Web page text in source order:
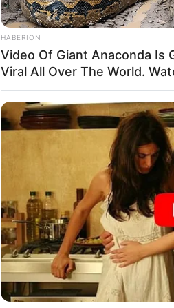
HABERION
Video Of Giant Anaconda Is
Viral All Over The World.